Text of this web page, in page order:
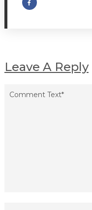
Leave A Reply